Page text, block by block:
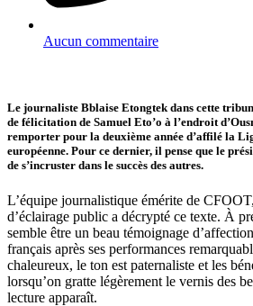
Aucun commentaire
Le journaliste Bblaise Etongtek dans cette
de félicitation de Samuel Eto’o à l’endroit
remporter pour la deuxième année d’affilé la
européenne. Pour ce dernier, il pense que le
de s’incruster dans le succès des autres.
L’équipe journalistique émérite de
d’éclairage public a décrypté ce texte. À
semble être un beau témoignage
français après ses performances
chaleureux, le ton est paternaliste et les
lorsqu’on gratte légèrement le vernis des
lecture apparaît.